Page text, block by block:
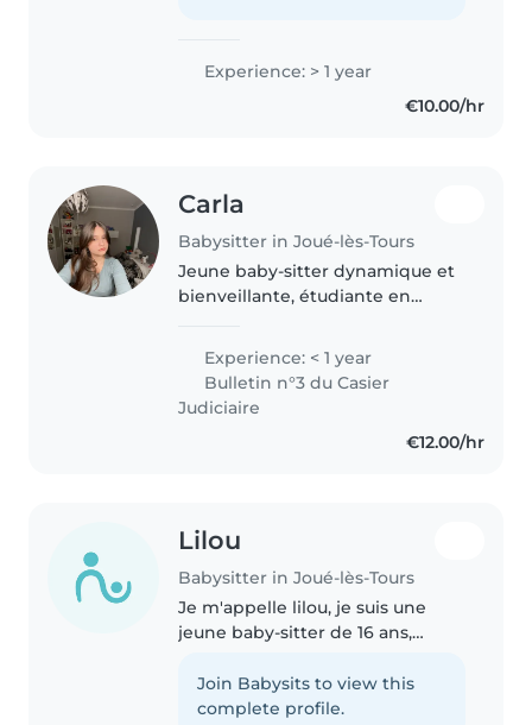
Experience: > 1 year
€10.00/hr
Carla
Babysitter in Joué-lès-Tours
Jeune baby-sitter dynamique et
bienveillante, étudiante en
les enfants de tous âges et j'ai
des compétences en musique et
en jeux. Je suis également..
Experience: < 1 year
Bulletin n°3 du Casier
Judiciaire
€12.00/hr
Lilou
Babysitter in Joué-lès-Tours
Je m'appelle lilou, je suis une
jeune baby-sitter de 16 ans,
attentive aux besoins des
enfants. Bien que je n'aie pas
Join Babysits to view this
complete profile.